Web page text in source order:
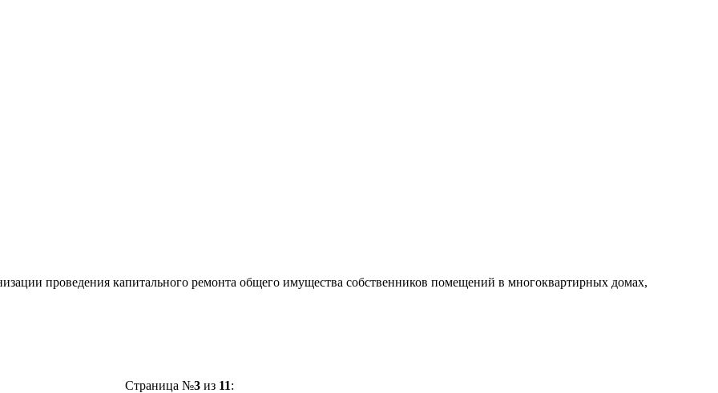
проведения капитального ремонта общего имущества собственников помещений в многоквартирных домах,
Страница №3 из 11: